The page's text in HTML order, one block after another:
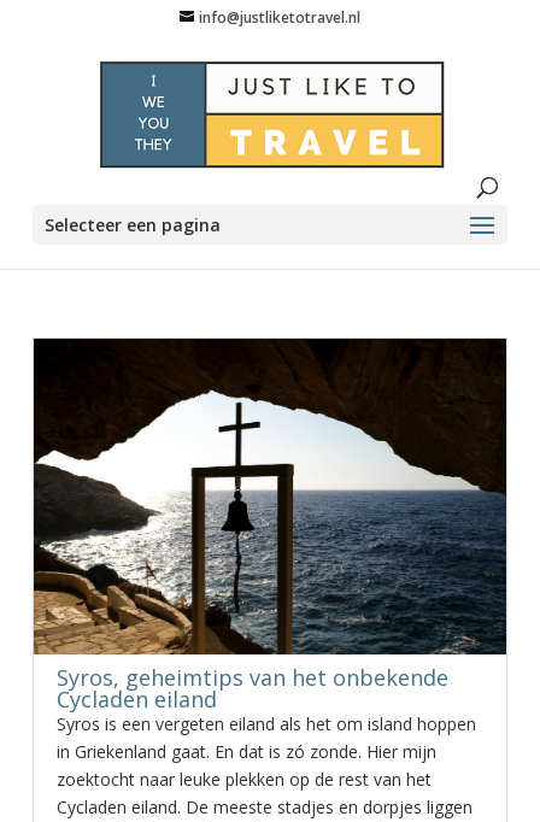
info@justliketotravel.nl
Selecteer een pagina
Syros, geheimtips van het onbekende
Cycladen eiland
Syros is een vergeten eiland als het om island hoppen
in Griekenland gaat. En dat is zó zonde. Hier mijn
zoektocht naar leuke plekken op de rest van het
Cycladen eiland. De meeste stadjes en dorpjes liggen